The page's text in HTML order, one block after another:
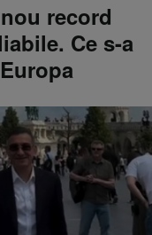
record
Ce s-a